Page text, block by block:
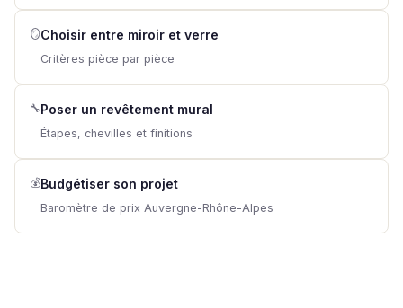
🪞Choisir entre miroir et verre
Critères pièce par pièce
🔧Poser un revêtement mural
Étapes, chevilles et finitions
💰Budgétiser son projet
Baromètre de prix Auvergne-Rhône-Alpes